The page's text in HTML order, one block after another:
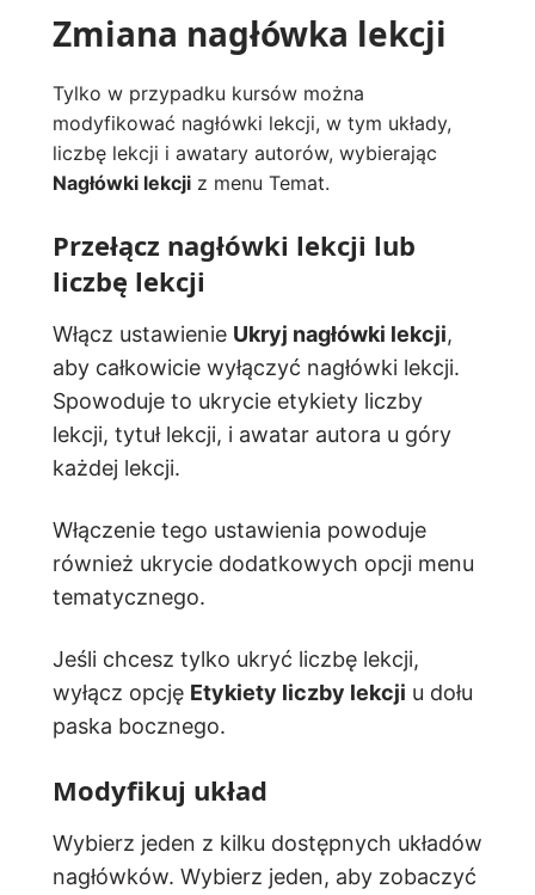
Zmiana nagłówka lekcji
Tylko w przypadku kursów można
modyfikować nagłówki lekcji, w tym układy,
liczbę lekcji i awatary autorów, wybierając
Nagłówki lekcji z menu Temat.
Przełącz nagłówki lekcji lub
liczbę lekcji
Włącz ustawienie Ukryj nagłówki lekcji,
aby całkowicie wyłączyć nagłówki lekcji.
Spowoduje to ukrycie etykiety liczby
lekcji, tytuł lekcji, i awatar autora u góry
każdej lekcji.
Włączenie tego ustawienia powoduje
również ukrycie dodatkowych opcji menu
tematycznego.
Jeśli chcesz tylko ukryć liczbę lekcji,
wyłącz opcję Etykiety liczby lekcji u dołu
paska bocznego.
Modyfikuj układ
Wybierz jeden z kilku dostępnych układów
nagłówków. Wybierz jeden, aby zobaczyć